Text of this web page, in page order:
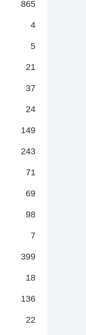
865
4
5
21
37
24
149
243
71
69
98
7
399
18
136
22